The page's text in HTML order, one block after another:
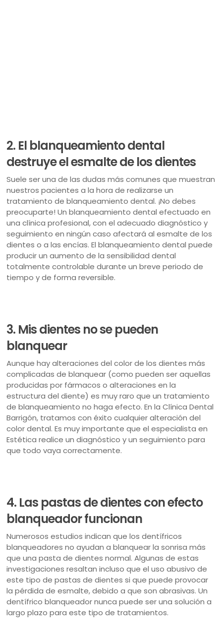
2. El blanqueamiento dental
destruye el esmalte de los dientes
Suele ser una de las dudas más comunes que muestran
nuestros pacientes a la hora de realizarse un
tratamiento de blanqueamiento dental. ¡No debes
preocuparte! Un blanqueamiento dental efectuado en
una clínica profesional, con el adecuado diagnóstico y
seguimiento en ningún caso afectará al esmalte de los
dientes o a las encías. El blanqueamiento dental puede
producir un aumento de la sensibilidad dental
totalmente controlabledurante un breve periodo de
tiempo y de forma reversible.
3. Mis dientes no se pueden
blanquear
Aunque hay alteraciones del color de los dientes más
complicadas de blanquear (como pueden ser aquellas
producidas por fármacos o alteraciones en la
estructura del diente) es muy raro que un tratamiento
de blanqueamiento no haga efecto. En la Clínica Dental
Barrigón, tratamos con éxito cualquier alteración del
color dental. Es muy importante que el especialista en
Estética realice un diagnóstico y un seguimiento para
que todo vaya correctamente.
4. Las pastas de dientes con efecto
blanqueador funcionan
Numerosos estudios indican que los dentífricos
blanqueadores no ayudan a blanquear la sonrisa más
que una pasta de dientes normal. Algunas de estas
investigaciones resaltan incluso que el uso abusivo de
este tipo de pastas de dientes si que puede provocar
la pérdida de esmalte, debido a que son abrasivas. Un
dentífrico blanqueador nunca puede ser una solución a
largo plazo para este tipo de tratamientos.